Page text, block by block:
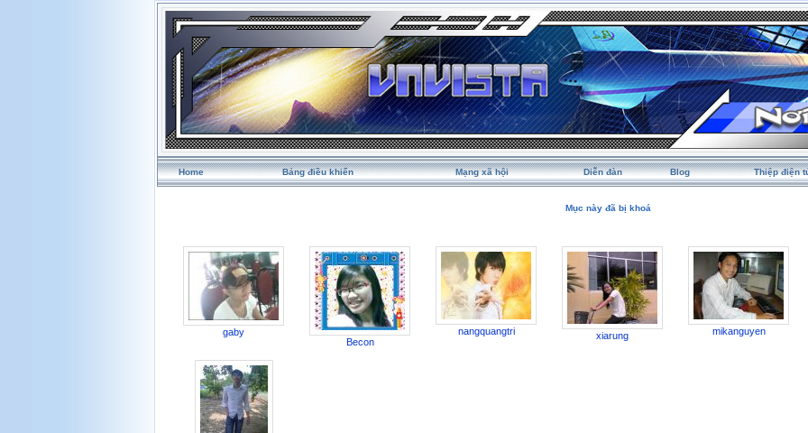
Home Bảng điều khiển Mạng xã hội Diễn đàn Blog Thiệp điện
Mục này đã bị khoá
gaby
Becon
nangquangtri xiarung mikanguyen